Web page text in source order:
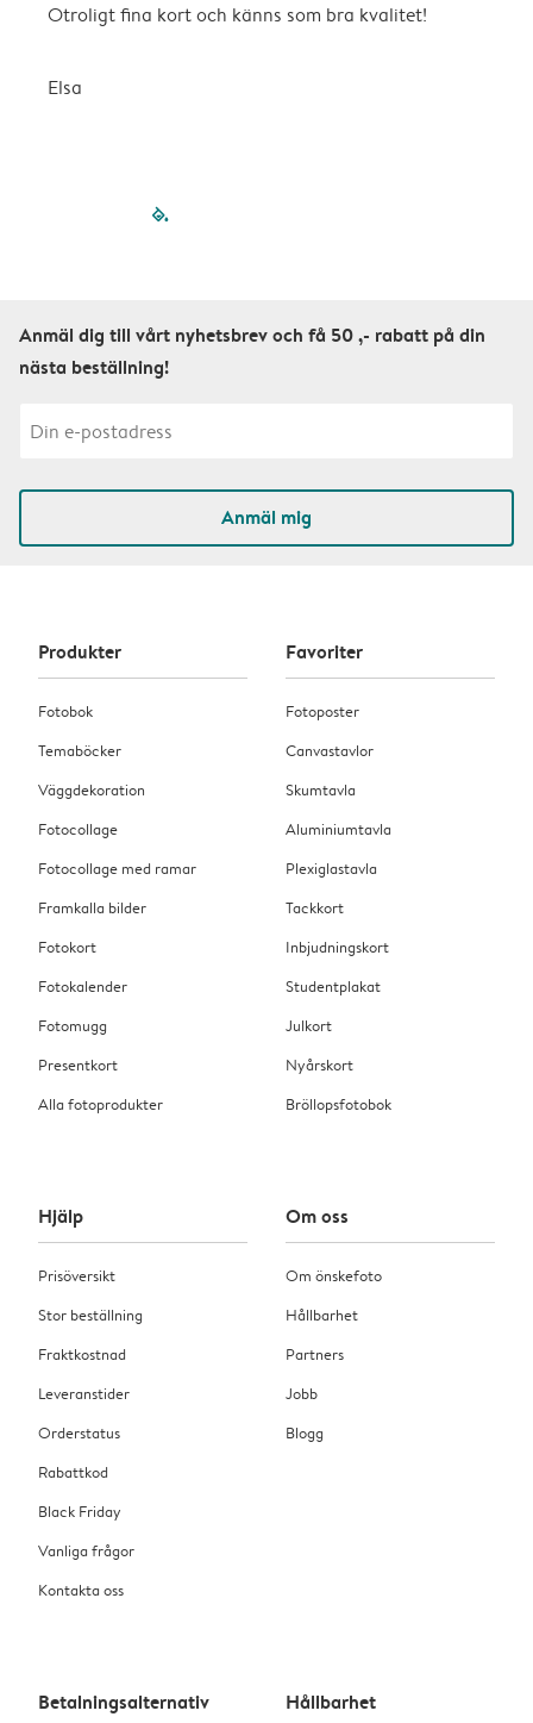
Otroligt fina kort och känns som bra kvalitet!
Elsa
filled-pagination
Anmäl dig till vårt nyhetsbrev och få 50 ,- rabatt på din
nästa beställning!
Anmäl mig
Produkter
Fotobok
Temaböcker
Väggdekoration
Fotocollage
Fotocollage med ramar
Framkalla bilder
Fotokort
Fotokalender
Fotomugg
Presentkort
Alla fotoprodukter
Favoriter
Fotoposter
Canvastavlor
Skumtavla
Aluminiumtavla
Plexiglastavla
Tackkort
Inbjudningskort
Studentplakat
Julkort
Nyårskort
Bröllopsfotobok
Hjälp
Prisöversikt
Stor beställning
Fraktkostnad
Leveranstider
Orderstatus
Rabattkod
Black Friday
Vanliga frågor
Kontakta oss
Om oss
Om önskefoto
Hållbarhet
Partners
Jobb
Blogg
Betalningsalternativ Hållbarhet